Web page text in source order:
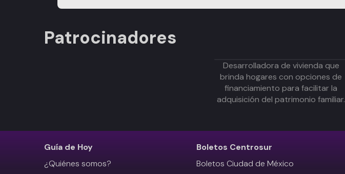
Patrocinadores
Desarrolladora de vivienda que
brinda hogares con opciones de
financiamiento para facilitar la
adquisición del patrimonio familiar.
Guía de Hoy
¿Quiénes somos?
Boletos Centrosur
Boletos Ciudad de México